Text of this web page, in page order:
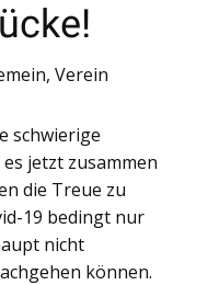
, Verein
schwierige
jetzt zusammen
die Treue zu
19 bedingt nur
nicht
können.